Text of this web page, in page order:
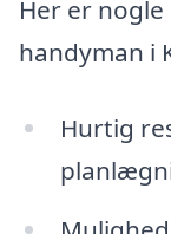
Her er
handyman i
Hurtig